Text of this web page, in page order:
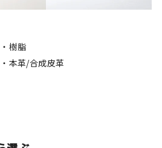
・樹脂
・本革/合成皮革